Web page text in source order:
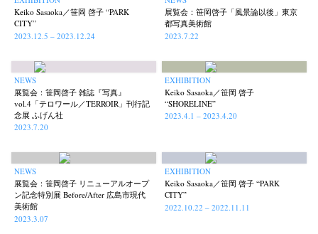
News Exhibition Members Workshop Documents Contact About Shop
Terms & Privacy Policy Bookstores Newsletter
Keiko Sasaoka／笹岡 啓子 “PARK
CITY”
2023.12.5 – 2023.12.24
展覧会：笹岡啓子「風景論以後」東京
都写真美術館
2023.7.22
NEWS
展覧会：笹岡啓子 雑誌『写真』
vol.4「テロワール／TERROIR」刊行記
念展 ふげん社
2023.7.20
EXHIBITION
Keiko Sasaoka／笹岡 啓子
“SHORELINE”
2023.4.1 – 2023.4.20
NEWS
展覧会：笹岡啓子 リニューアルオープ
ン記念特別展 Before/After 広島市現代
美術館
2023.3.07
EXHIBITION
Keiko Sasaoka／笹岡 啓子 “PARK
CITY”
2022.10.22 – 2022.11.11